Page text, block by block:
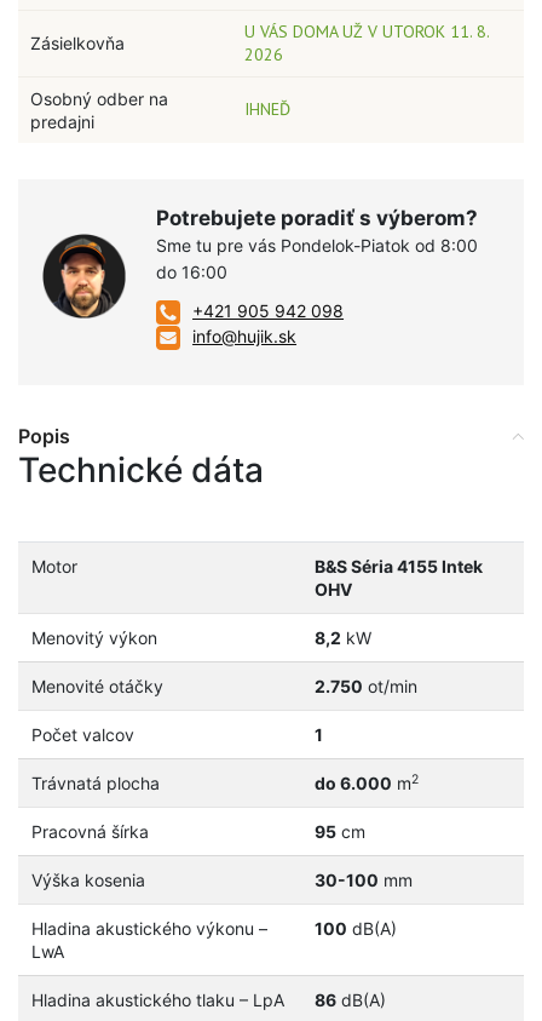
Zásielkovňa
U VÁS DOMA UŽ V UTOROK 11. 8.
2026
Osobný odber na
predajni
IHNEĎ
Potrebujete poradiť s výberom?
Sme tu pre vás Pondelok-Piatok od 8:00
do 16:00
+421 905 942 098
info@hujik.sk
Popis
Technické dáta
Motor
B&S Séria 4155 Intek
OHV
Menovitý výkon 8,2 kW
Menovité otáčky 2.750 ot/min
Počet valcov 1
Trávnatá plocha do 6.000 m2
Pracovná šírka 95cm
Výška kosenia 30-100 mm
Hladina akustického výkonu –
LwA
100 dB(A)
Hladina akustického tlaku – LpA 86dB(A)